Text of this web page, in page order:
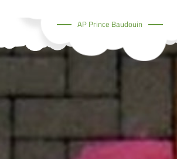
AP Prince Baudouin